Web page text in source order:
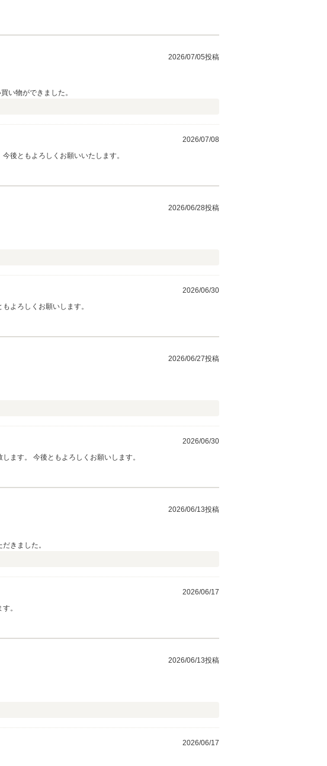
2026/07/05投稿
い物ができました。
2026/07/08
後ともよろしくお願いいたします。
2026/06/28投稿
2026/06/30
よろしくお願いします。
2026/06/27投稿
2026/06/30
ます。 今後ともよろしくお願いします。
2026/06/13投稿
きました。
2026/06/17
。
2026/06/13投稿
2026/06/17